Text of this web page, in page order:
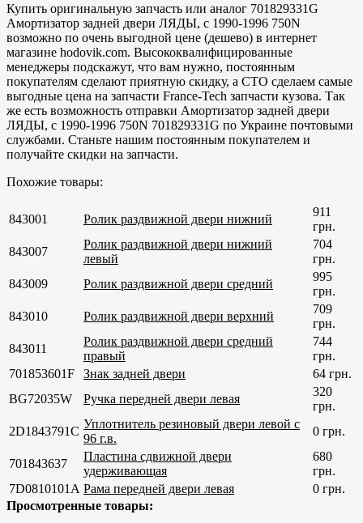
Купить оригинальную запчасть или аналог 701829331G
Амортизатор задней двери ЛЯДЫ, с 1990-1996 750N
возможно по очень выгодной цене (дешево) в интернет
магазине hodovik.com. Высококвалифицированные
менеджеры подскажут, что вам нужно, постоянным
покупателям сделают приятную скидку, а СТО сделаем самые
выгодные цена на запчасти France-Tech запчасти кузова. Так
же есть возможность отправки Амортизатор задней двери
ЛЯДЫ, с 1990-1996 750N 701829331G по Украине почтовыми
службами. Станьте нашим постоянным покупателем и
получайте скидки на запчасти.
Похожие товары:
843001 Ролик раздвижной двери нижний
911
грн.
843007
Ролик раздвижной двери нижний
левый
704
грн.
843009
Ролик раздвижной двери средний
995
грн.
843010
Ролик раздвижной двери верхний
709
грн.
843011
Ролик раздвижной двери средний
правый
744
грн.
701853601F
Знак задней двери
64 грн.
BG72035W
Ручка передней двери левая
320
грн.
2D1843791C
Уплотнитель резиновый двери левой с
96 г.в.
0 грн.
701843637
Пластина сдвижной двери
удерживающая
680
грн.
7D0810101A Рама передней двери левая
0 грн.
Просмотренные товары: